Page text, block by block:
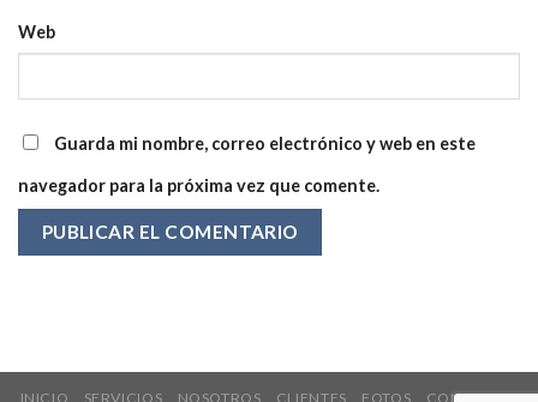
Web
Guarda mi nombre, correo electrónico y web en este
navegador para la próxima vez que comente.
INICIO SERVICIOS NOSOTROS CLIENTES FOTOS CONTACTO